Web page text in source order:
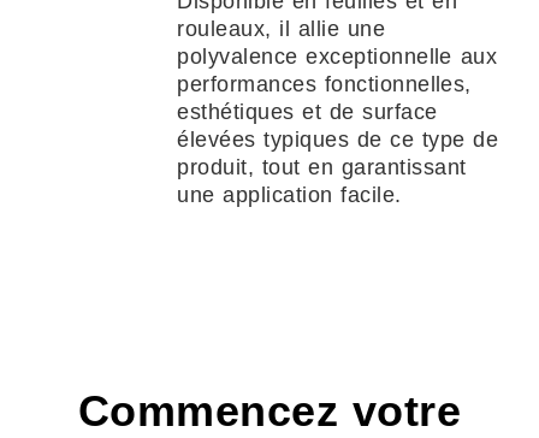
rouleaux, il allie une
polyvalence exceptionnelle aux
performances fonctionnelles,
esthétiques et de surface
élevées typiques de ce type de
produit, tout en garantissant
une application facile.
Commencez votre